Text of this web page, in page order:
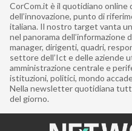
CorCom.it è il quotidiano online
dell’innovazione, punto di
italiana. Il nostro target vanta
nel panorama
manager, dirigenti, quadri,
settore dell’Ict e delle aziende
amministrazione centrale e
istituzioni, politici, mondo
Nella newsletter quotidiana
del giorno.